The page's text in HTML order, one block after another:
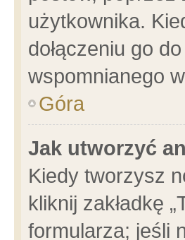
użytkownika.
dołączeniu go
wspomnianego
Góra
Jak utworzyć
Kiedy tworzysz
kliknij zakładkę
formularza; jeśli